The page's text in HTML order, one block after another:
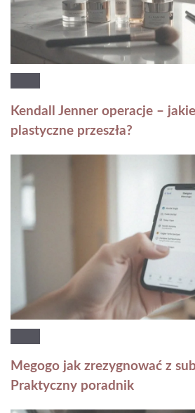
Kendall Jenner operacje –
plastyczne przeszła?
Megogo jak zrezygnować z
Praktyczny poradnik